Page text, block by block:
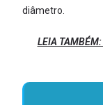
diâmetro.
LEIA TAMBÉM: